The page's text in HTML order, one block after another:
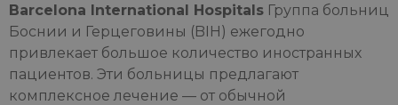
Barcelona International Hospitals Группа больниц
Боснии и Герцеговины (BIH) ежегодно
привлекает большое количество иностранных
пациентов. Эти больницы предлагают
комплексное лечение — от обычной